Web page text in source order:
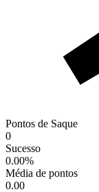
Pontos de Saque
0
Sucesso
0.00%
Média de pontos
0.00